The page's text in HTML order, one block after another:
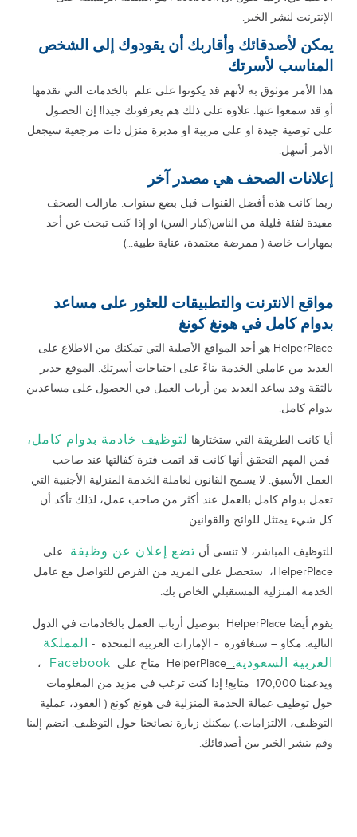
الإنترنت لنشر الخبر.
يمكن لأصدقائك وأقاربك أن يقودوك إلى الشخص
المناسب لأسرتك
هذا الأمر موثوق به لأنهم قد يكونوا على علم بالخدمات التي تقدمها
أو قد سمعوا عنها. علاوة على ذلك هم يعرفونك جيدا! إن الحصول
على توصية جيدة او على مربية او مدبرة منزل ذات مرجعية سيجعل
الأمر أسهل.
إعلانات الصحف هي مصدر آخر
ربما كانت هذه أفضل القنوات قبل بضع سنوات. مازالت الصحف
مفيدة لفئة قليلة من الناس(كبار السن) او إذا كنت تبحث عن أحد
بمهارات خاصة ( ممرضة معتمدة، عناية طبية...)
مواقع الانترنت والتطبيقات للعثور على مساعد
بدوام كامل في هونغ كونغ
HelperPlace هو أحد المواقع الأصلية التي تمكنك من الاطلاع على
العديد من عاملي الخدمة بناءً على احتياجات أسرتك. الموقع جدير
بالثقة وقد ساعد العديد من أرباب العمل في الحصول على مساعدين
بدوام كامل.
أيا كانت الطريقة التي ستختارها لتوظيف خادمة بدوام كامل،
فمن المهم التحقق أنها كانت قد اتمت فترة كفالتها عند صاحب
العمل الأسبق. لا يسمح القانون لعاملة الخدمة المنزلية الأجنبية التي
تعمل بدوام كامل بالعمل عند أكثر من صاحب عمل، لذلك تأكد أن
كل شيء يمتثل للوائح والقوانين.
للتوظيف المباشر، لا تنسى أن تضع إعلان عن وظيفة
على
HelperPlace، ستحصل على المزيد من الفرص للتواصل مع عامل
الخدمة المنزلية المستقبلي الخاص بك.
يقوم أيضا HelperPlace بتوصيل أرباب العمل بالخادمات في الدول
التالية: مكاو – سنغافورة - الإمارات العربية المتحدة - المملكة
العربية السعودية. HelperPlace متاح على Facebook
،
ويدعمنا 170,000 متابع! إذا كنت ترغب في مزيد من المعلومات
حول توظيف عمالة الخدمة المنزلية في هونغ كونغ ( العقود، عملية
التوظيف، الالتزامات..) يمكنك زيارة نصائحنا حول التوظيف. انضم إلينا
وقم بنشر الخبر بين أصدقائك.